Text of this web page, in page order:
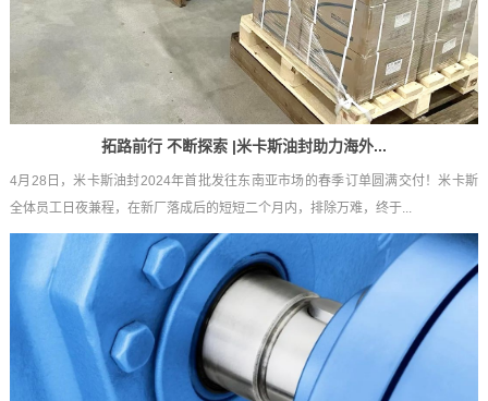
拓路前行 不断探索 |米卡斯油封助力海外...
4月28日，米卡斯油封2024年首批发往东南亚市场的春季订单圆满交付！米卡斯
全体员工日夜兼程，在新厂落成后的短短二个月内，排除万难，终于...